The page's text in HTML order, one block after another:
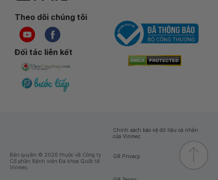
Theo dõi chúng tôi
Đối tác liên kết
Bản quyền © 2026 thuộc về Công ty
Cổ phần Bệnh viện Đa khoa Quốc tế
Vinmec
Chính sách bảo vệ dữ liệu cá nhân
của Vinmec
GR Privacy